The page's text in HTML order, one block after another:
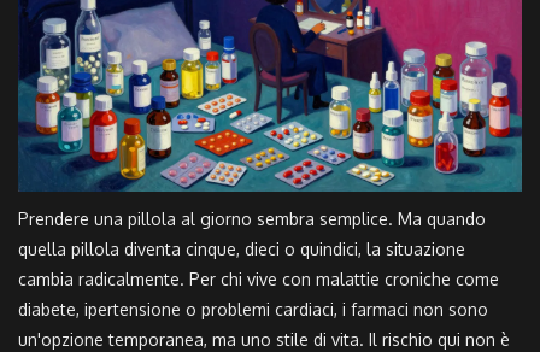
Prendere una pillola al giorno sembra semplice. Ma quando
quella pillola diventa cinque, dieci o quindici, la situazione
cambia radicalmente. Per chi vive con malattie croniche come
diabete, ipertensione o problemi cardiaci, i farmaci non sono
un'opzione temporanea, ma uno stile di vita. Il rischio qui non è